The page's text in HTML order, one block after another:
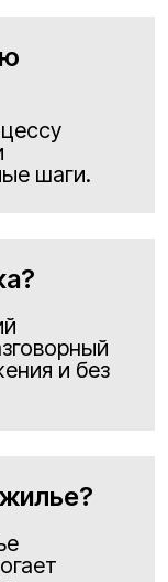
шаги.
и без